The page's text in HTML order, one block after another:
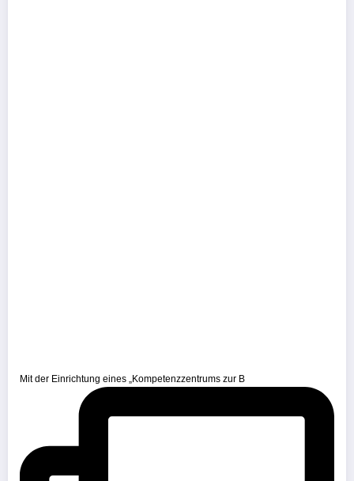
Mit der Einrichtung eines „Kompetenzzentrums zur B